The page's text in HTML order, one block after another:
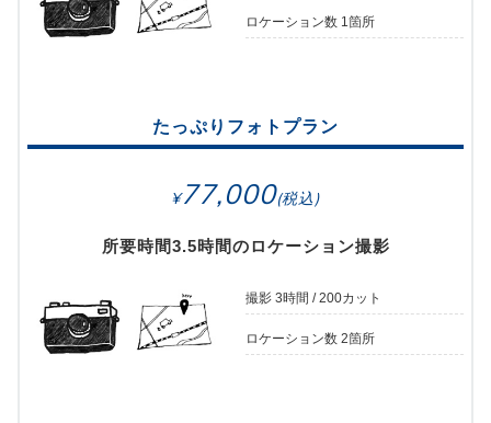
ロケーション数 1箇所
たっぷりフォトプラン
77,000
所要時間3.5時間のロケーション撮影
撮影 3時間 / 200カット
ロケーション数 2箇所